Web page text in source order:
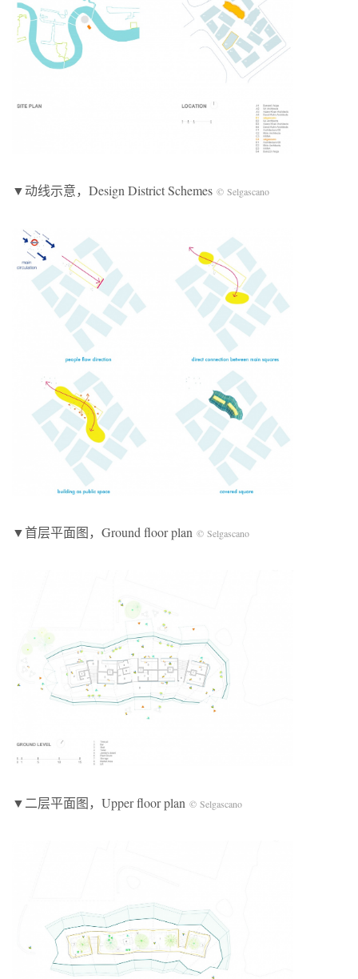
▼动线示意，Design District Schemes © Selgascano
▼首层平面图，Ground floor plan © Selgascano
▼二层平面图，Upper floor plan © Selgascano